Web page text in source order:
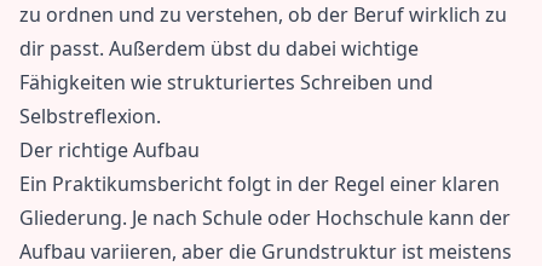
zu ordnen und zu verstehen, ob der Beruf wirklich zu
dir passt. Außerdem übst du dabei wichtige
Fähigkeiten wie strukturiertes Schreiben und
Selbstreflexion.
Der richtige Aufbau
Ein Praktikumsbericht folgt in der Regel einer klaren
Gliederung. Je nach Schule oder Hochschule kann der
Aufbau variieren, aber die Grundstruktur ist meistens